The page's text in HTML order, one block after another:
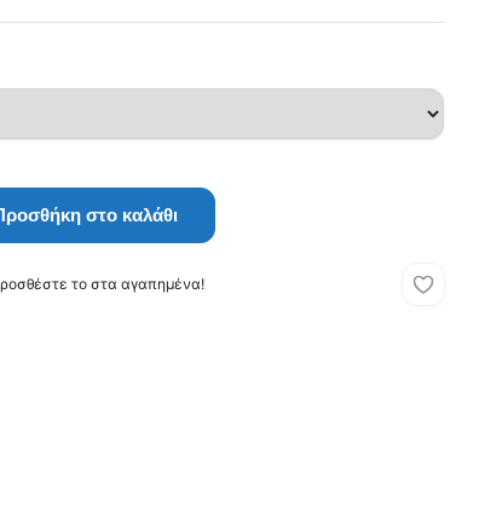
στο καλάθι
το στα αγαπημένα!